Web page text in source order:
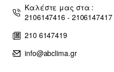
Καλέστε μας στα :
2106147416 -
210 6147419
info@abclima.gr